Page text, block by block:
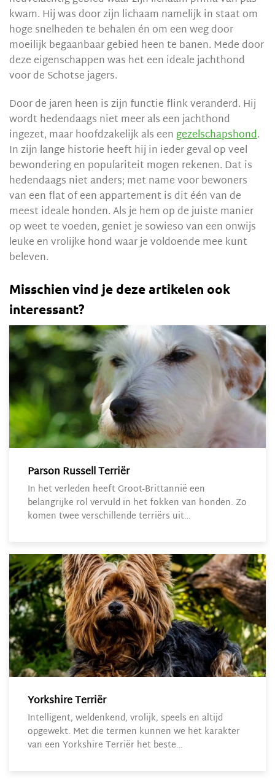
kwam. Hij was door zijn lichaam namelijk in staat om
hoge snelheden te behalen én om een weg door
moeilijk begaanbaar gebied heen te banen. Mede door
deze eigenschappen was het een ideale jachthond
voor de Schotse jagers.
Door de jaren heen is zijn functie flink veranderd. Hij
wordt hedendaags niet meer als een jachthond
ingezet, maar hoofdzakelijk als eengezelschapshond.
In zijn lange historie heeft hij in ieder geval op veel
bewondering en populariteit mogen rekenen. Dat is
hedendaags niet anders; met name voor bewoners
van een flat of een appartement is dit één van de
meest ideale honden. Als je hem op de juiste manier
op weet te voeden, geniet je sowieso van een onwijs
leuke en vrolijke hond waar je voldoende mee kunt
beleven.
Misschien vind je deze artikelen ook
interessant?
Parson Russell Terriër
In het verleden heeft Groot-Brittannië een
belangrijke rol vervuld in het fokken van honden. Zo
komen twee verschillende terriërs uit…
Yorkshire Terriër
Intelligent, weldenkend, vrolijk, speels en altijd
opgewekt. Met die termen kunnen we het karakter
van een Yorkshire Terriër het beste…